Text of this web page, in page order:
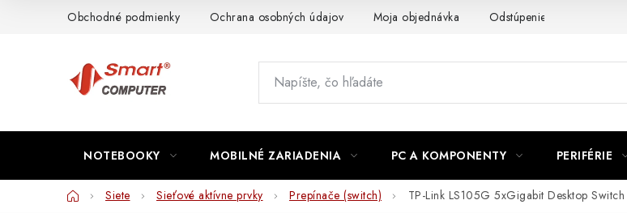
Obchodné podmienky Ochrana osobných údajov Moja objednávka Odstúpenie od zmluvy
NOTEBOOKY MOBILNÉ ZARIADENIA PC A KOMPONENTY PERIFÉRIE
DomovSiete Sieťové aktívne prvky Prepínače (switch) TP-Link LS105G 5xGigabit Desktop